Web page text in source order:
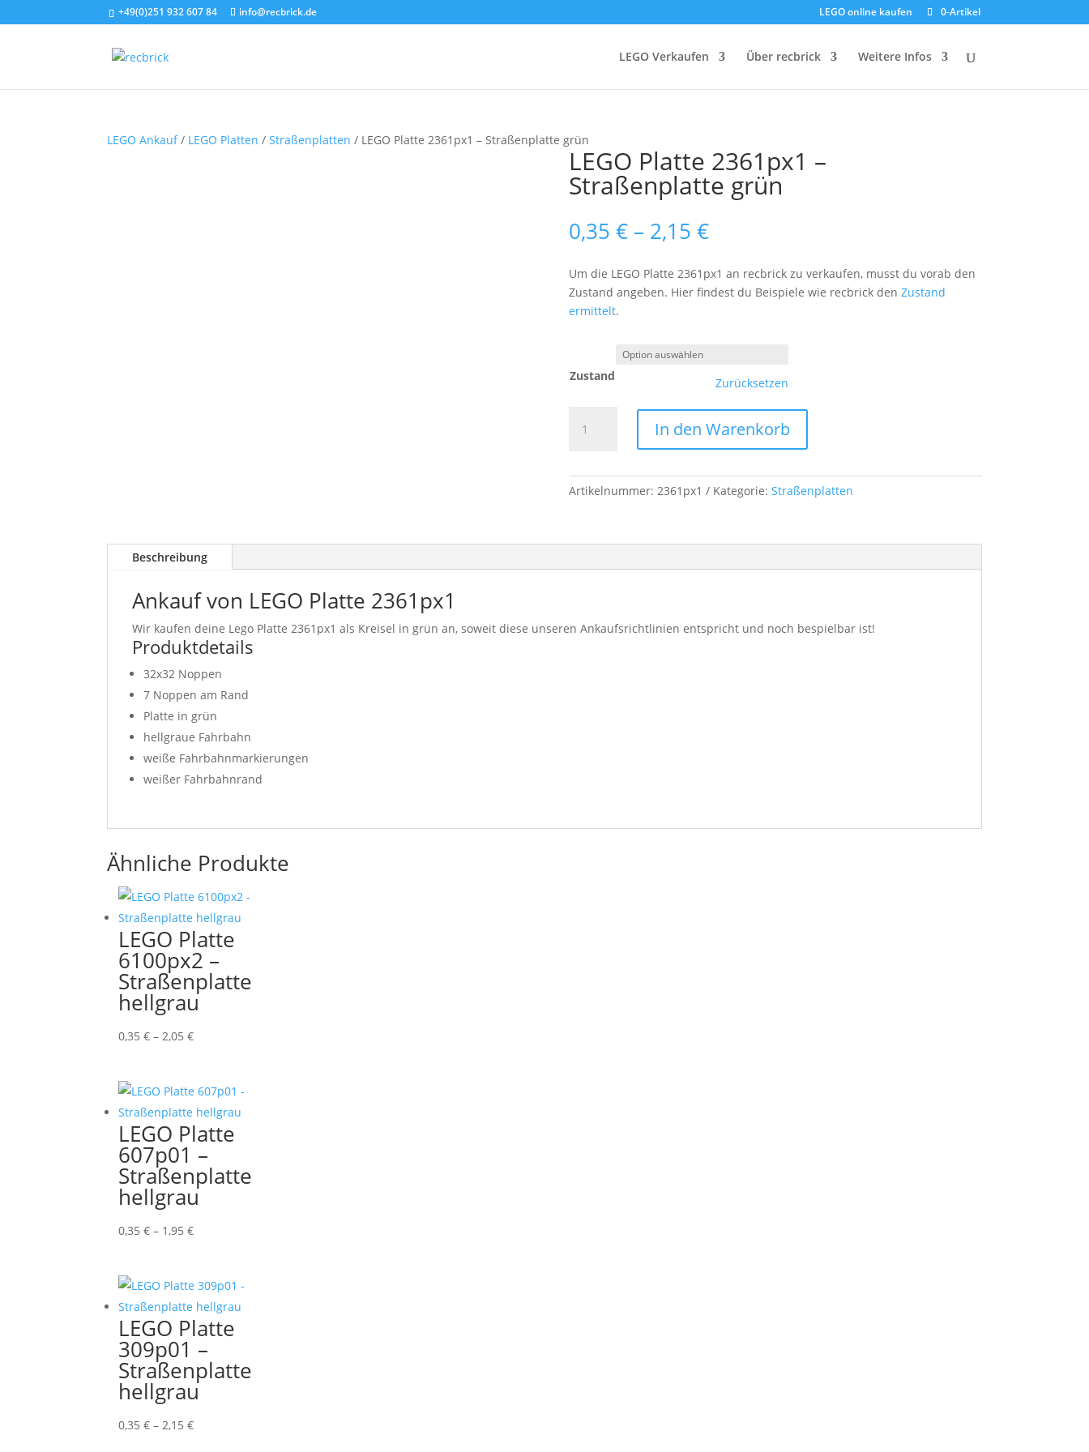
+49(0)251 932 607 84 info@recbrick.de LEGO online kaufen 0-Artikel
LEGO Verkaufen Über recbrick Weitere Infos
LEGO Ankauf/ LEGO Platten / Straßenplatten / LEGO Platte 2361px1 – Straßenplatte grün
LEGO Platte 2361px1 –
Straßenplatte grün
0,35 € – 2,15 €Preisspanne:
0,35 €
bis
2,15 €
Um die LEGO Platte 2361px1 an recbrick zu verkaufen, musst du vorab den
Zustand angeben. Hier findest du Beispiele wie recbrick den Zustand
ermittelt.
Zustand Zurücksetzen
Platte
Straßenplatte
In den Warenkorb
Artikelnummer: 2361px1 Kategorie: Straßenplatten
Beschreibung
Ankauf von LEGO Platte 2361px1
Wir kaufen deine Lego Platte 2361px1 als Kreisel in grün an, soweit diese unseren Ankaufsrichtlinien entspricht und noch bespielbar ist!
Produktdetails
32x32 Noppen
7 Noppen am Rand
Platte in grün
hellgraue Fahrbahn
weiße Fahrbahnmarkierungen
weißer Fahrbahnrand
Ähnliche Produkte
LEGO Platte
6100px2 –
Straßenplatte
hellgrau
0,35 € – 2,05 €Preisspanne:
2,05 €
LEGO Platte
607p01 –
Straßenplatte
hellgrau
0,35 € – 1,95 €Preisspanne:
1,95 €
LEGO Platte
309p01 –
Straßenplatte
hellgrau
0,35 € – 2,15 €Preisspanne: